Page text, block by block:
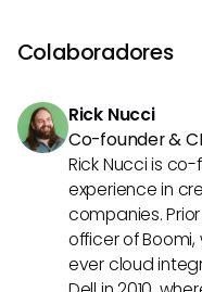
otras aplicaciones.
a los datos y la
decisiones.
Colaboradores
Rick Nucci
Co-founder &
Rick Nucci is
experience in
companies.
officer of
ever cloud